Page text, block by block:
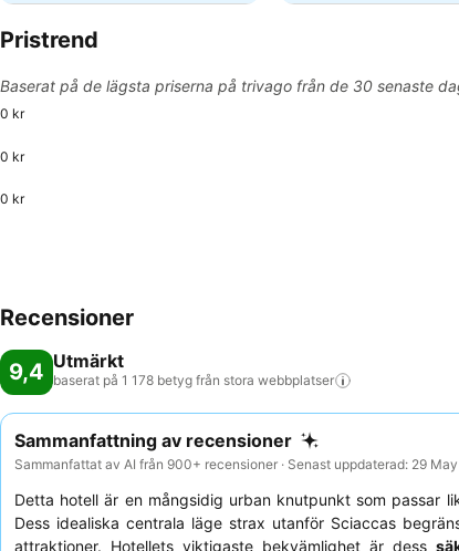
Pristrend
Baserat på de lägsta priserna på trivago från de 30 senaste
0 kr
0 kr
0 kr
Recensioner
9,4 Utmärkt
baserat på 1 178 betyg från stora webbplatser
Sammanfattning av recensioner
Sammanfattat av AI från 900+ recensioner · Senast uppdaterad: 29
Detta hotell är en mångsidig urban knutpunkt som passar
Dess idealiska centrala läge strax utanför Sciaccas
attraktioner. Hotellets viktigaste bekvämlighet är dess